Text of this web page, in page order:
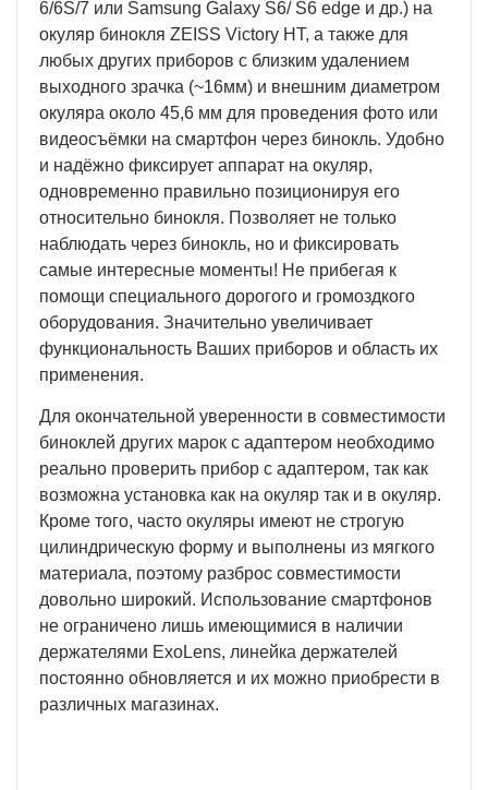
6/6S/7 или Samsung Galaxy S6/ S6 edge и др.) на
окуляр бинокля ZEISS Victory HT, а также для
любых других приборов с близким удалением
выходного зрачка (~16мм) и внешним диаметром
окуляра около 45,6 мм для проведения фото или
видеосъёмки на смартфон через бинокль. Удобно
и надёжно фиксирует аппарат на окуляр,
одновременно правильно позиционируя его
относительно бинокля. Позволяет не только
наблюдать через бинокль, но и фиксировать
самые интересные моменты! Не прибегая к
помощи специального дорогого и громоздкого
оборудования. Значительно увеличивает
функциональность Ваших приборов и область их
применения.
Для окончательной уверенности в совместимости
биноклей других марок с адаптером необходимо
реально проверить прибор с адаптером, так как
возможна установка как на окуляр так и в окуляр.
Кроме того, часто окуляры имеют не строгую
цилиндрическую форму и выполнены из мягкого
материала, поэтому разброс совместимости
довольно широкий. Использование смартфонов
не ограничено лишь имеющимися в наличии
держателями ExoLens, линейка держателей
постоянно обновляется и их можно приобрести в
различных магазинах.